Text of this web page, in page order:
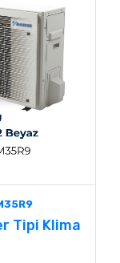
Tipi Klima